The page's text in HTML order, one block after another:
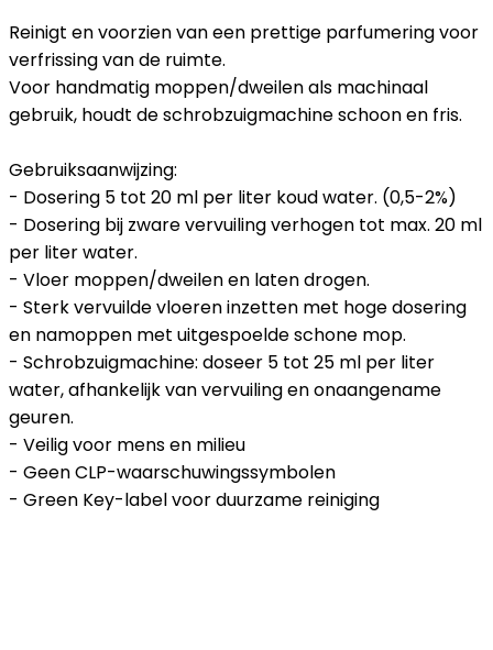
Reinigt en voorzien van een prettige parfumering voor
verfrissing van de ruimte.
Voor handmatig moppen/dweilen als machinaal
gebruik, houdt de schrobzuigmachine schoon en fris.
Gebruiksaanwijzing:
- Dosering 5 tot 20 ml per liter koud water. (0,5-2%)
- Dosering bij zware vervuiling verhogen tot max. 20 ml
per liter water.
- Vloer moppen/dweilen en laten drogen.
- Sterk vervuilde vloeren inzetten met hoge dosering
en namoppen met uitgespoelde schone mop.
- Schrobzuigmachine: doseer 5 tot 25 ml per liter
water, afhankelijk van vervuiling en onaangename
geuren.
- Veilig voor mens en milieu
- Geen CLP-waarschuwingssymbolen
- Green Key-label voor duurzame reiniging